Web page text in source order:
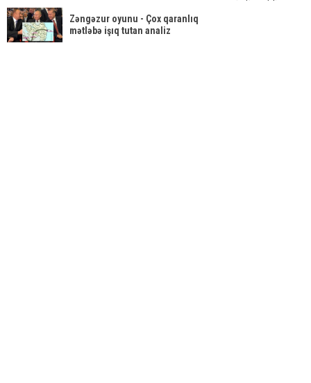
Zəngəzur oyunu - Çox qaranlıq
mətləbə işıq tutan analiz